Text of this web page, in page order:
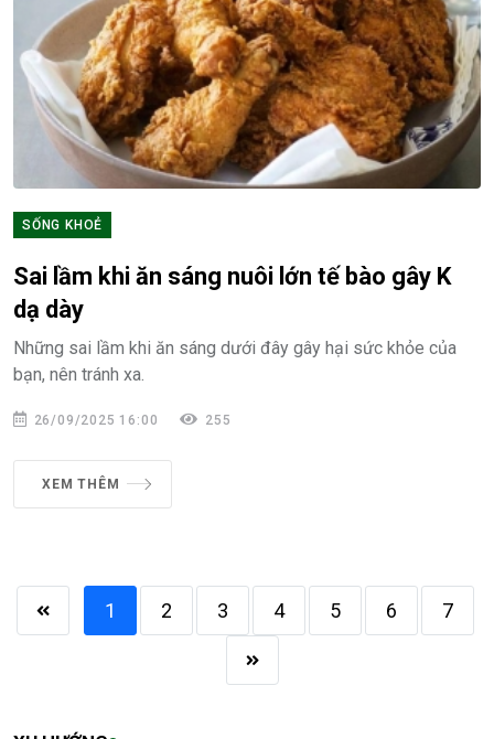
SỐNG KHOẺ
Sai lầm khi ăn sáng nuôi lớn tế bào gây K
dạ dày
Những sai lầm khi ăn sáng dưới đây gây hại sức khỏe của
bạn, nên tránh xa.
26/09/2025 16:00 255
XEM THÊM
1 2 3 4 5 6 7